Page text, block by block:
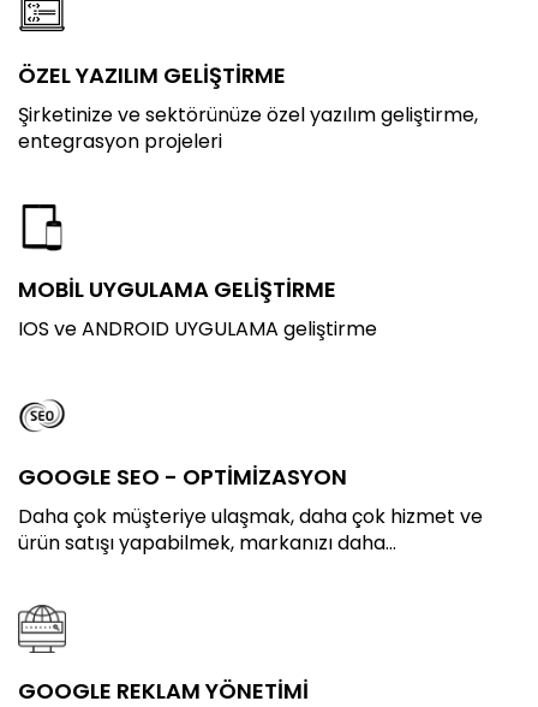
ÖZEL YAZILIM GELİŞTİRME
Şirketinize ve sektörünüze özel yazılım geliştirme,
entegrasyon projeleri
MOBİL UYGULAMA GELİŞTİRME
IOS ve ANDROID UYGULAMA geliştirme
GOOGLE SEO - OPTİMİZASYON
Daha çok müşteriye ulaşmak, daha çok hizmet ve
ürün satışı yapabilmek, markanızı daha...
GOOGLE REKLAM YÖNETİMİ